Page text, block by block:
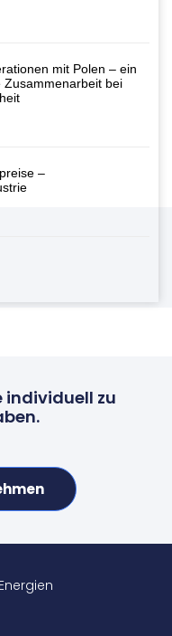
mit Polen – ein
Zusammenarbeit bei
–
individuell zu